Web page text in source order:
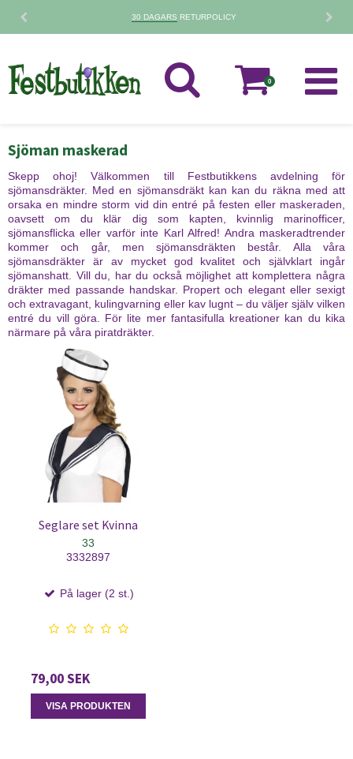
30 DAGARS RETURPOLICY
0
Sjöman maskerad
Skepp ohoj! Välkommen till Festbutikkens avdelning för
sjömansdräkter. Med en sjömansdräkt kan kan du räkna med att
orsaka en mindre storm vid din entré på festen eller maskeraden,
oavsett om du klär dig som kapten, kvinnlig marinofficer,
sjömansflicka eller varför inte Karl Alfred! Andra maskeradtrender
kommer och går, men sjömansdräkten består. Alla våra
sjömansdräkter är av mycket god kvalitet och självklart ingår
sjömanshatt. Vill du, har du också möjlighet att komplettera några
dräkter med passande handskar. Propert och elegant eller sexigt
och extravagant, kulingvarning eller kav lugnt – du väljer själv vilken
entré du vill göra. För lite mer fantasifulla kreationer kan du kika
närmare på våra piratdräkter.
Seglare set Kvinna
33
3332897
På lager (2 st.)
79,00 SEK
VISA PRODUKTEN